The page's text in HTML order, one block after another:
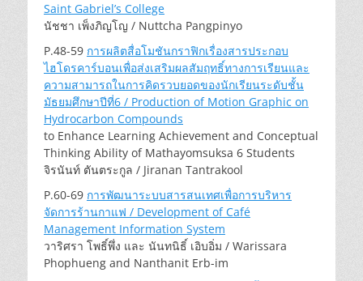
Saint Gabriel’s College
นัชชา เพ็งภิญโญ / Nuttcha Pangpinyo
P.48-59 การผลิตสื่อโมชันกราฟิกเรื่องสารประกอบ
ไฮโดรคาร์บอนเพื่อส่งเสริมผลสัมฤทธิ์ทางการเรียนและ
ความสามารถในการคิดรวบยอดของนักเรียนระดับชั้น
มัธยมศึกษาปีที่6 / Production of Motion Graphic on
Hydrocarbon Compounds
to Enhance Learning Achievement and Conceptual
Thinking Ability of Mathayomsuksa 6 Students
จิรนันท์ ตันตระกูล / Jiranan Tantrakool
P.60-69 การพัฒนาระบบสารสนเทศเพื่อการบริหาร
จัดการร้านกาแฟ / Development of Café
Management Information System
วาริศรา โพธิ์พึ่ง และ นันทนิธิ์ เอิบอิ่ม / Warissara
Phophueng and Nanthanit Erb-im